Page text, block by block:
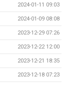
2024-01-11 09:03
2024-01-09 08:08
2023-12-29 07:26
2023-12-22 12:00
2023-12-21 18:35
2023-12-18 07:23